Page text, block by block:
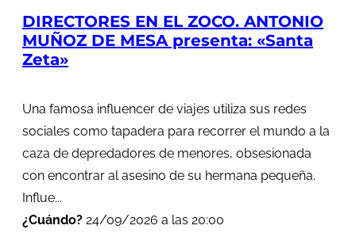
DIRECTORES EN EL ZOCO. ANTONIO
MUÑOZ DE MESA presenta: «Santa
Zeta»
Una famosa influencer de viajes utiliza sus redes
sociales como tapadera para recorrer el mundo a la
caza de depredadores de menores, obsesionada
con encontrar al asesino de su hermana pequeña.
Influe...
¿Cuándo? 24/09/2026 a las 20:00